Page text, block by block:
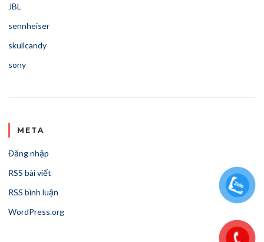
JBL
sennheiser
skullcandy
sony
META
Đăng nhập
RSS bài viết
RSS bình luận
WordPress.org